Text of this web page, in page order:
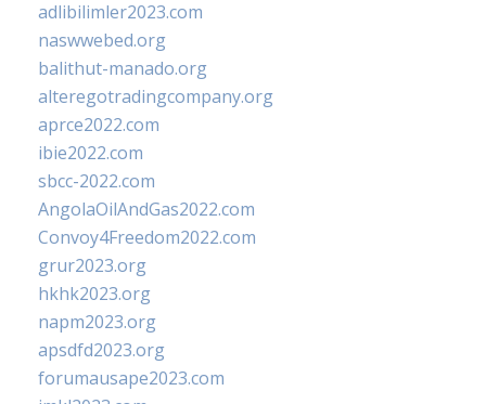
adlibilimler2023.com
naswwebed.org
balithut-manado.org
alteregotradingcompany.org
aprce2022.com
ibie2022.com
sbcc-2022.com
AngolaOilAndGas2022.com
Convoy4Freedom2022.com
grur2023.org
hkhk2023.org
napm2023.org
apsdfd2023.org
forumausape2023.com